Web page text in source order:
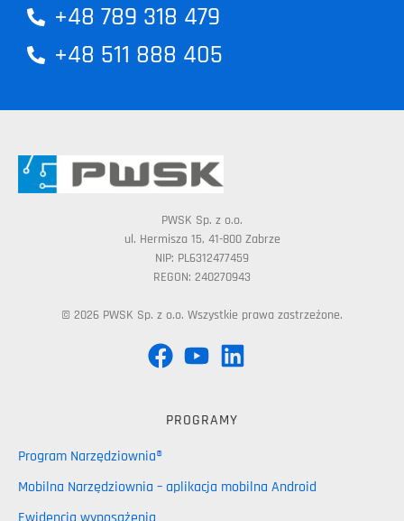
+48 789 318 479
+48 511 888 405
PWSK Sp. z o.o.
ul. Hermisza 15, 41-800 Zabrze
NIP: PL6312477459
REGON: 240270943
© 2026 PWSK Sp. z o.o. Wszystkie prawa zastrzeżone.
PROGRAMY
Program Narzędziownia®
Mobilna Narzędziownia – aplikacja mobilna Android